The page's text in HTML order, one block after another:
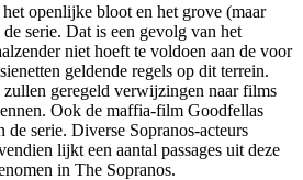
openlijke bloot en het grove (maar
serie. Dat is een gevolg van het
niet hoeft te voldoen aan de voor
geldende regels op dit terrein.
zullen geregeld verwijzingen naar films
Ook de maffia-film Goodfellas
de serie. Diverse Sopranos-acteurs
lijkt een aantal passages uit deze
in The Sopranos.